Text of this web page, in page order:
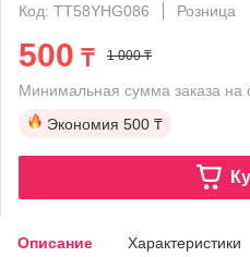
Код: TT58YHG086
Розница
500 ₸ 1 000 ₸
Минимальная сумма заказа на
Экономия 500 ₸
Описание Характеристики